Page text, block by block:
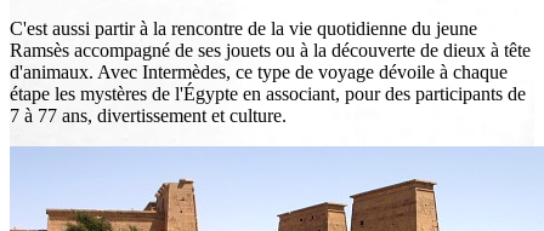
C'est aussi partir à la rencontre de la vie quotidienne du jeune
Ramsès accompagné de ses jouets ou à la découverte de dieux à tête
d'animaux. Avec Intermèdes, ce type de voyage dévoile à chaque
étape les mystères de l'Égypte en associant, pour des participants de
7 à 77 ans, divertissement et culture.